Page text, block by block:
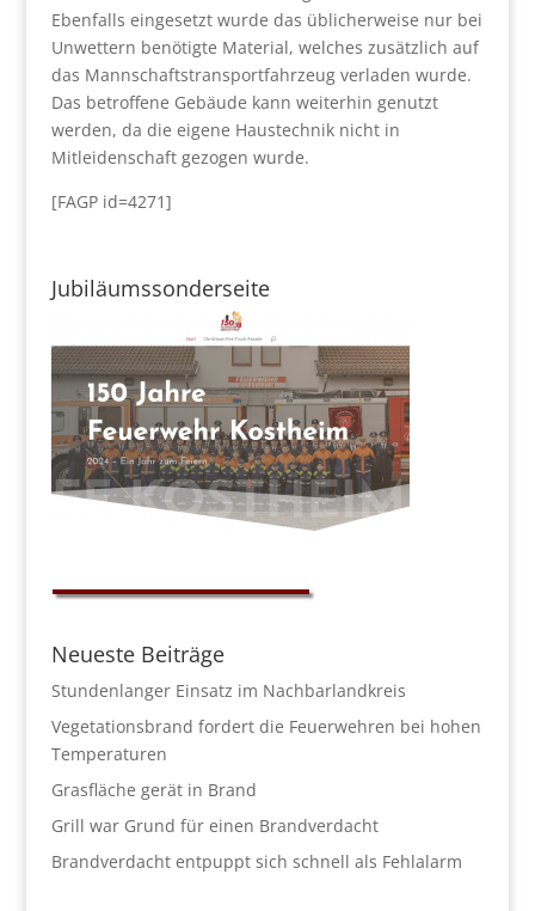
Ebenfalls eingesetzt wurde das üblicherweise nur bei
Unwettern benötigte Material, welches zusätzlich auf
das Mannschaftstransportfahrzeug verladen wurde.
Das betroffene Gebäude kann weiterhin genutzt
werden, da die eigene Haustechnik nicht in
Mitleidenschaft gezogen wurde.
[FAGP id=4271]
Jubiläumssonderseite
Neueste Beiträge
Stundenlanger Einsatz im Nachbarlandkreis
Vegetationsbrand fordert die Feuerwehren bei hohen
Temperaturen
Grasfläche gerät in Brand
Grill war Grund für einen Brandverdacht
Brandverdacht entpuppt sich schnell als Fehlalarm